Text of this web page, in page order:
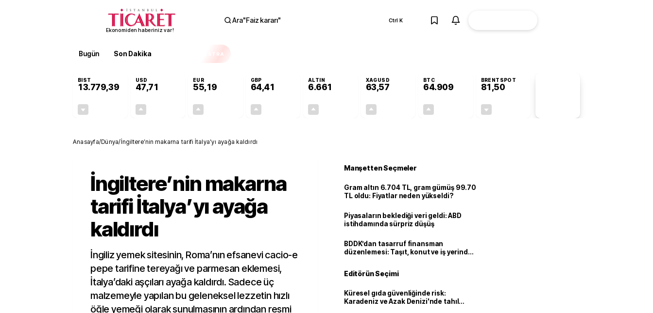
Ekonomiden haberiniz var!
Ara"Faiz kararı" Ctrl K
Bugün Son Dakika EKSTRA
BIST
13.779,39
USD
47,71
EUR
55,19
GBP
64,41
ALTIN
6.661
XAGUSD
63,57
BTC
64.909
BRENTSPOT
81,50
Anasayfa/Dünya/İngiltere’nin makarna tarifi İtalya’yı ayağa kaldırdı
İngiltere’nin makarna
tarifi İtalya’yı ayağa
kaldırdı
İngiliz yemek sitesinin, Roma’nın efsanevi cacio-e
pepe tarifine tereyağı ve parmesan eklemesi,
İtalya’daki aşçıları ayağa kaldırdı. Sadece üç
malzemeyle yapılan bu geleneksel lezzetin hızlı
öğle yemeği olarak sunulmasının ardından resmi
Manşetten Seçmeler
Gram altın 6.704 TL, gram gümüş 99.70
TL oldu: Fiyatlar neden yükseldi?
Piyasaların beklediği veri geldi: ABD
istihdamında sürpriz düşüş
BDDK’dan tasarruf finansman
düzenlemesi: Taşıt, konut ve iş yerinde
Editörün Seçimi
Küresel gıda güvenliğinde risk:
Karadeniz ve Azak Denizi'nde tahıl